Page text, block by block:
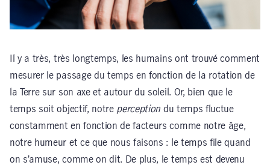
Il y a très, très longtemps, les humains ont trouvé comment
mesurer le passage du temps en fonction de la rotation de
la Terre sur son axe et autour du soleil. Or, bien que le
temps soit objectif, notre perception du temps fluctue
constamment en fonction de facteurs comme notre âge,
notre humeur et ce que nous faisons : le temps file quand
on s’amuse, comme on dit. De plus, le temps est devenu